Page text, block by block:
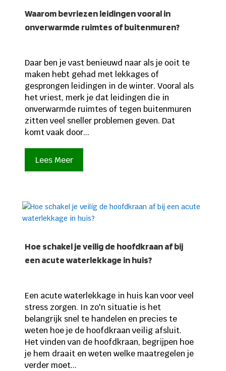
Waarom bevriezen leidingen vooral in
onverwarmde ruimtes of buitenmuren?
Daar ben je vast benieuwd naar als je ooit te
maken hebt gehad met lekkages of
gesprongen leidingen in de winter. Vooral als
het vriest, merk je dat leidingen die in
onverwarmde ruimtes of tegen buitenmuren
zitten veel sneller problemen geven. Dat
komt vaak door...
Lees Meer
Hoe schakel je veilig de hoofdkraan af bij
een acute waterlekkage in huis?
Een acute waterlekkage in huis kan voor veel
stress zorgen. In zo'n situatie is het
belangrijk snel te handelen en precies te
weten hoe je de hoofdkraan veilig afsluit.
Het vinden van de hoofdkraan, begrijpen hoe
je hem draait en weten welke maatregelen je
verder moet...